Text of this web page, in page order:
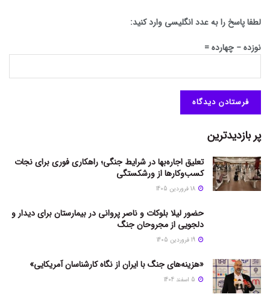
لطفا پاسخ را به عدد انگلیسی وارد کنید:
نوزده − چهارده =
پر بازدیدترین
تعلیق اجاره‌بها در شرایط جنگی؛ راهکاری فوری برای نجات
کسب‌وکارها از ورشکستگی
حضور لیلا بلوکات و ناصر پروانی در بیمارستان برای دیدار و
دلجویی از مجروحان جنگ
«هزینه‌های جنگ با ایران از نگاه کارشناسان آمریکایی»